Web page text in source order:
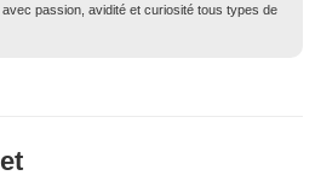
avec passion, avidité et curiosité tous types de